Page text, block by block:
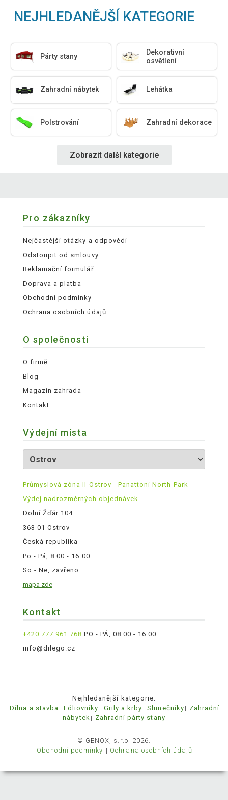
NEJHLEDANĚJŠÍ KATEGORIE
Párty stany
Dekorativní
osvětlení
Zahradní nábytek Lehátka
Polstrování Zahradní dekorace
Zobrazit další kategorie
Pro zákazníky
Nejčastější otázky a odpovědi
Odstoupit od smlouvy
Reklamační formulář
Doprava a platba
Obchodní podmínky
Ochrana osobních údajů
O společnosti
O firmě
Blog
Magazín zahrada
Kontakt
Výdejní místa
Průmyslová zóna II Ostrov - Panattoni North Park -
Výdej nadrozměrných objednávek
Dolní Žďár 104
363 01 Ostrov
Česká republika
Po - Pá, 8:00 - 16:00
So - Ne, zavřeno
mapa zde
Kontakt
+420 777 961 768 PO - PÁ, 08:00 - 16:00
info@dilego.cz
Nejhledanější kategorie:
Dílna a stavba
Fóliovníky Grily a krby Slunečníky
Zahradní
nábytek
Zahradní párty stany
© GENOX, s.r.o. 2026.
Obchodní podmínky
Ochrana osobních údajů